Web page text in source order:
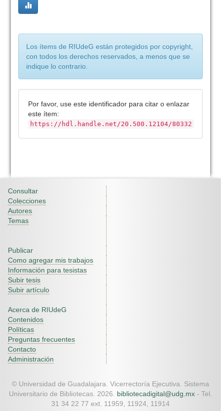
Los ítems de RIUdeG están protegidos por copyright,
con todos los derechos reservados, a menos que se
indique lo contrario.
Por favor, use este identificador para citar o enlazar
este ítem:
https://hdl.handle.net/20.500.12104/80332
Consultar
Colecciones
Autores
Temas
Publicar
Como agregar mis trabajos
Información para tesistas
Subir tesis
Subir artículo
Acerca de RIUdeG
Contenidos
Políticas
Preguntas frecuentes
Contacto
Administración
© Universidad de Guadalajara. Vicerrectoría Ejecutiva. Sistema
Universitario de Bibliotecas. 2026. bibliotecadigital@udg.mx - Tel.
31 34 22 77 ext. 11959, 11924, 11914